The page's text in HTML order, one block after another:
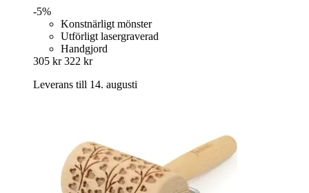
-5%
Konstnärligt mönster
Utförligt lasergraverad
Handgjord
305 kr 322 kr
Leverans till 14. augusti